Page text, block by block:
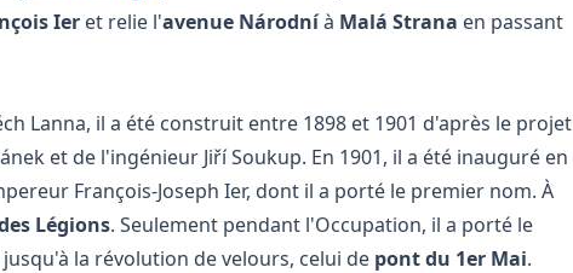
Ier et relie l'avenue Národníà Malá Strana en passant
Lanna, il a été construit entre 1898 et 1901 d'après le projet
et de l'ingénieur Jiří Soukup. En 1901, il a été inauguré en
François-Joseph Ier, dont il a porté le premier nom. À
Légions. Seulement pendant l'Occupation, il a porté le
jusqu'à la révolution de velours, celui de pont du 1er Mai.